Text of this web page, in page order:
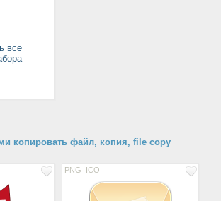
все
копировать файл, копия, file copy
PNG ICO